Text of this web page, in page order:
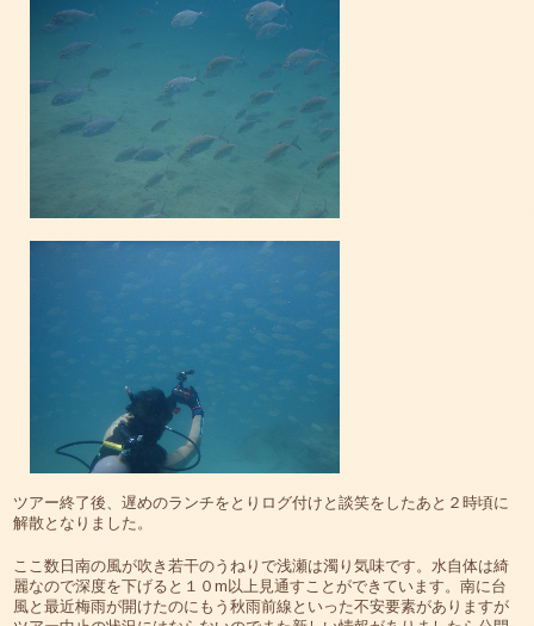
ツアー終了後、遅めのランチをとりログ付けと談笑をしたあと２時頃に
解散となりました。
ここ数日南の風が吹き若干のうねりで浅瀬は濁り気味です。水自体は綺
麗なので深度を下げると１０m以上見通すことができています。南に台
風と最近梅雨が開けたのにもう秋雨前線といった不安要素がありますが